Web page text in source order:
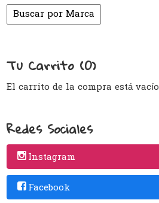
Tu Carrito (0)
El carrito de la compra está vacío
Redes Sociales
Instagram
Facebook